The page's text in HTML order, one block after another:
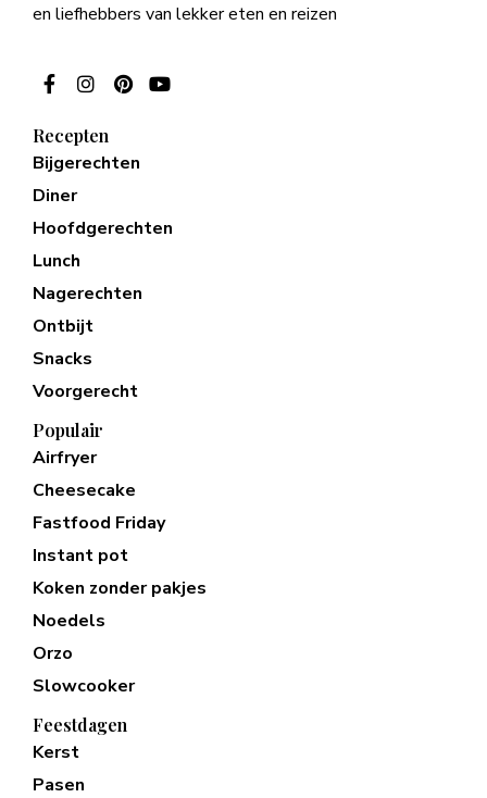
en liefhebbers van lekker eten en reizen
Recepten
Bijgerechten
Diner
Hoofdgerechten
Lunch
Nagerechten
Ontbijt
Snacks
Voorgerecht
Populair
Airfryer
Cheesecake
Fastfood Friday
Instant pot
Koken zonder pakjes
Noedels
Orzo
Slowcooker
Feestdagen
Kerst
Pasen